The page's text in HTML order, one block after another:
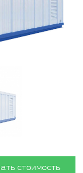
стоимость